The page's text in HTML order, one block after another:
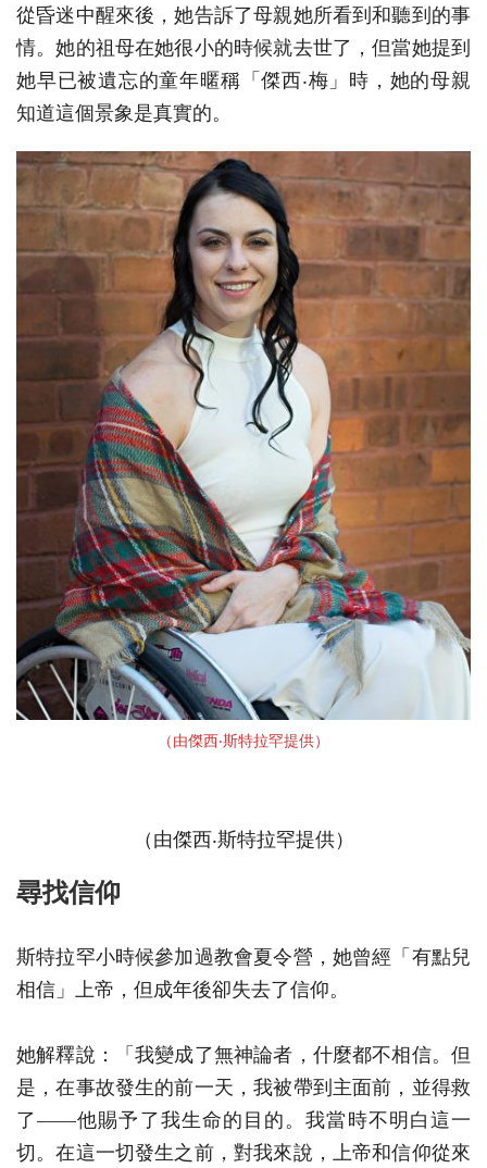
從昏迷中醒來後，她告訴了母親她所看到和聽到的事
情。她的祖母在她很小的時候就去世了，但當她提到
她早已被遺忘的童年暱稱「傑西‧梅」時，她的母親
知道這個景象是真實的。
（由傑西‧斯特拉罕提供）
（由傑西‧斯特拉罕提供）
尋找信仰
斯特拉罕小時候參加過教會夏令營，她曾經「有點兒
相信」上帝，但成年後卻失去了信仰。
她解釋說：「我變成了無神論者，什麼都不相信。但
是，在事故發生的前一天，我被帶到主面前，並得救
了——他賜予了我生命的目的。我當時不明白這一
切。在這一切發生之前，對我來說，上帝和信仰從來